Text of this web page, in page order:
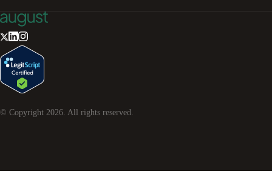
© Copyright 2026 . All rights reserved.